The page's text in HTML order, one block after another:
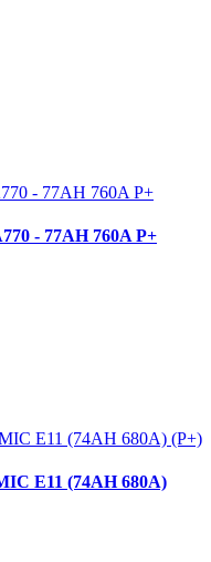
- 77AH 760A P+
E11 (74AH 680A)